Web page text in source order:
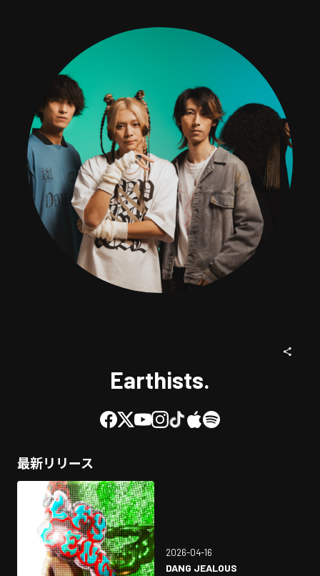
Earthists.
最新リリース
2026-04-16
DANG JEALOUS